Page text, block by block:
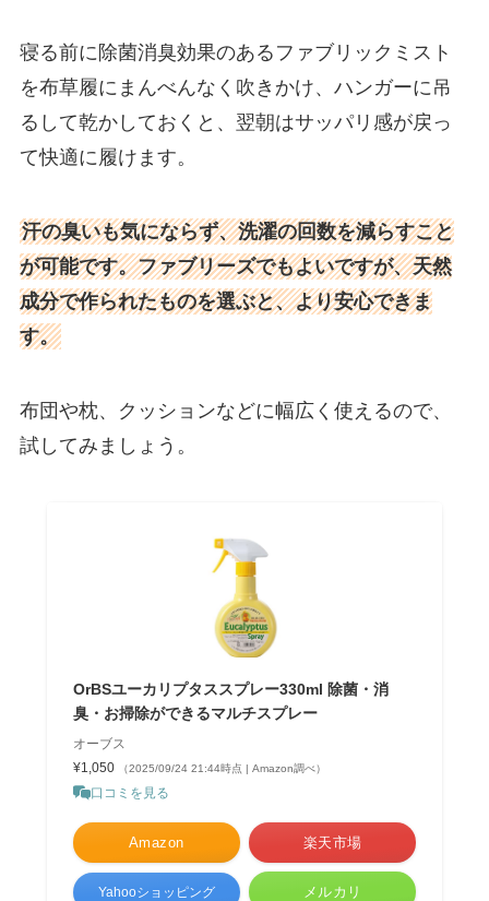
寝る前に除菌消臭効果のあるファブリックミスト
を布草履にまんべんなく吹きかけ、ハンガーに吊
るして乾かしておくと、翌朝はサッパリ感が戻っ
て快適に履けます。
汗の臭いも気にならず、洗濯の回数を減らすこと
が可能です。ファブリーズでもよいですが、天然
成分で作られたものを選ぶと、より安心できま
す。
布団や枕、クッションなどに幅広く使えるので、
試してみましょう。
OrBSユーカリプタススプレー330ml 除菌・消
臭・お掃除ができるマルチスプレー
オーブス
¥1,050
（2025/09/24 21:44時点 | Amazon調べ）
口コミを見る
Amazon 楽天市場
Yahooショッピング メルカリ